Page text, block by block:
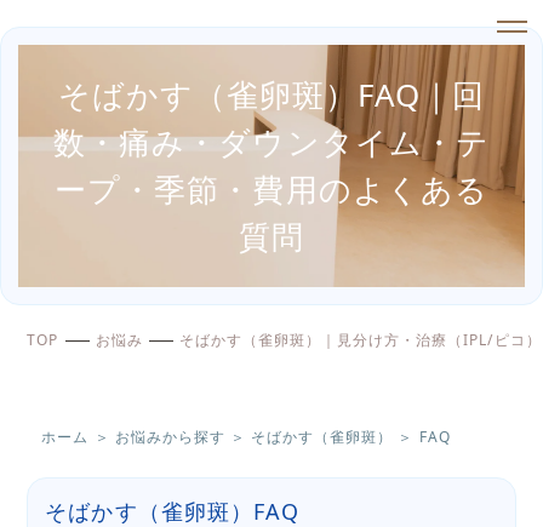
そばかす（雀卵斑）FAQ｜回
数・痛み・ダウンタイム・テ
ープ・季節・費用のよくある
質問
TOP お悩み そばかす（雀卵斑）｜見分け方・治療（IPL/ピコ
ホーム ＞ お悩みから探す ＞ そばかす（雀卵斑） ＞ FAQ
そばかす（雀卵斑）FAQ